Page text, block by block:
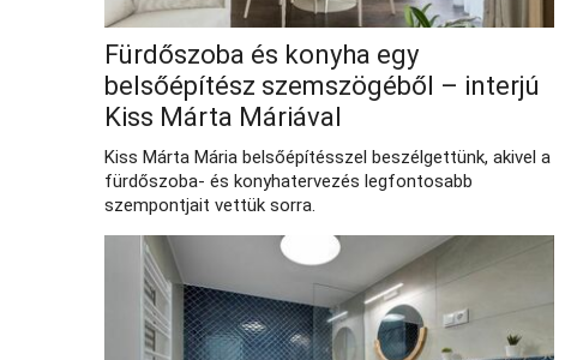
Fürdőszoba és konyha egy
belsőépítész szemszögéből – interjú
Kiss Márta Máriával
Kiss Márta Mária belsőépítésszel beszélgettünk, akivel a
fürdőszoba- és konyhatervezés legfontosabb
szempontjait vettük sorra.